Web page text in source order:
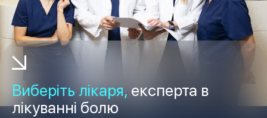
Виберіть лікаря, експерта в
лікуванні болю